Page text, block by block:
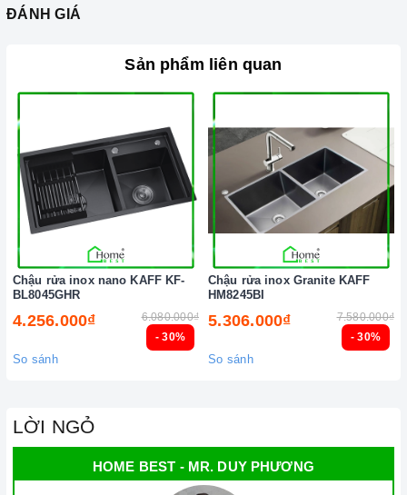
ĐÁNH GIÁ
Sản phẩm liên quan
- 30%
Chậu rửa inox nano KAFF KF-
BL8045GHR
4.256.000₫ 6.080.000₫
So sánh
- 30%
Chậu rửa inox Granite KAFF
HM8245BI
5.306.000₫ 7.580.000₫
So sánh
LỜI NGỎ
HOME BEST - MR. DUY PHƯƠNG